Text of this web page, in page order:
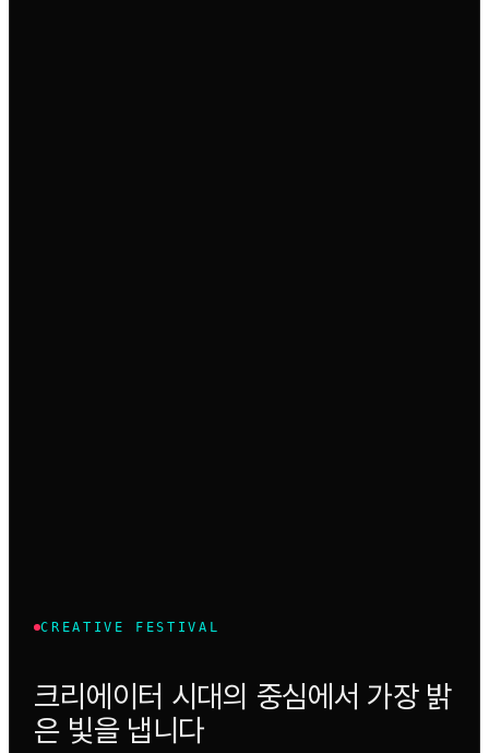
CREATIVE FESTIVAL
크리에이터 시대의 중심에서 가장 밝
은 빛을 냅니다